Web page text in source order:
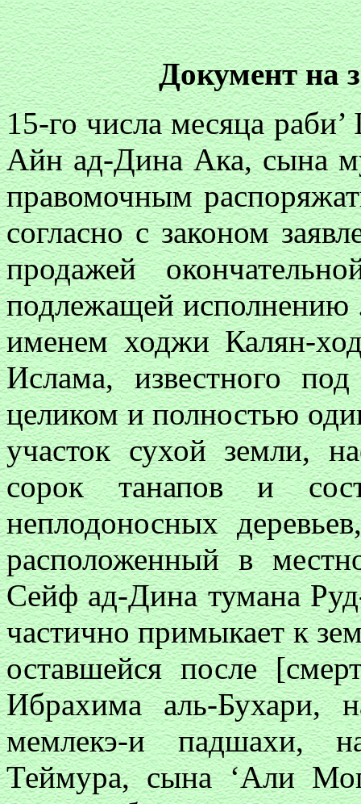
Документ на
15-го числа месяца
Айн ад-Дина Ака, сына
правомочным
согласно с законом
продажей
подлежащей исполнению
именем ходжи Калян-
Ислама, известного
целиком и полностью
участок сухой земли,
сорок танапов и
неплодоносных
расположенный в
Сейф ад-Дина тумана
частично примыкает к
оставшейся после
Ибрахима аль-Бухари,
мемлекэ-и падшахи,
Теймура, сына ‘Али